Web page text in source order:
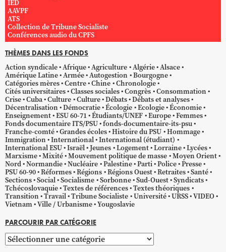
IED
AAVPF
ATS
Collection de Tribune Socialiste
Conférences audio du CPFS
THÈMES DANS LES FONDS
Action syndicale Afrique Agriculture Algérie Alsace
Amérique Latine Armée Autogestion
Bourgogne
Catégories mères Centre Chine Chronologie
Cités universitaires Classes sociales Congrès Consommation
Crise Cuba Culture Culture Débats Débats et analyses
Décentralisation Démocratie Écologie Ecologie Économie
Enseignement ESU 60-71 Étudiants/UNEF Europe Femmes
Fonds documentaire ITS/PSU fonds-documentaire-its-psu
Franche-comté Grandes écoles Histoire du PSU Hommage
Immigration International International (étudiant)
International ESU Israël Jeunes Logement Lorraine Lycées
Marxisme Mixité Mouvement politique de masse Moyen Orient
Nord Normandie Nucléaire Palestine Parti Police Presse
PSU 60-90 Réformes Régions Régions Ouest Retraites Santé
Sections Social Socialisme Sorbonne Sud-Ouest Syndicats
Tchécoslovaquie Textes de références Textes théoriques
Transition Travail Tribune Socialiste Université URSS VIDEO
Vietnam Ville / Urbanisme Yougoslavie
PARCOURIR PAR CATÉGORIE
Parcourir
par